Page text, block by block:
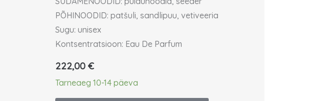
PÕHINOODID: patšuli, sandlipuu, vetiveeria
Sugu: unisex
Kontsentratsioon: Eau De Parfum
222,00 €
Tarneaeg 10-14 päeva